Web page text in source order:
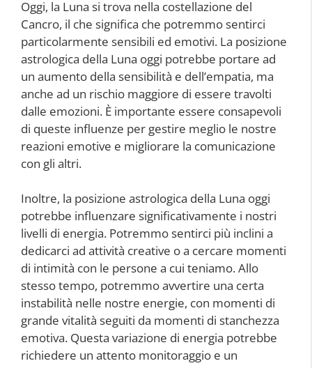
Oggi, la Luna si trova nella costellazione del
Cancro, il che significa che potremmo sentirci
particolarmente sensibili ed emotivi. La posizione
astrologica della Luna oggi potrebbe portare ad
un aumento della sensibilità e dell’empatia, ma
anche ad un rischio maggiore di essere travolti
dalle emozioni. È importante essere consapevoli
di queste influenze per gestire meglio le nostre
reazioni emotive e migliorare la comunicazione
con gli altri.
Inoltre, la posizione astrologica della Luna oggi
potrebbe influenzare significativamente i nostri
livelli di energia. Potremmo sentirci più inclini a
dedicarci ad attività creative o a cercare momenti
di intimità con le persone a cui teniamo. Allo
stesso tempo, potremmo avvertire una certa
instabilità nelle nostre energie, con momenti di
grande vitalità seguiti da momenti di stanchezza
emotiva. Questa variazione di energia potrebbe
richiedere un attento monitoraggio e un